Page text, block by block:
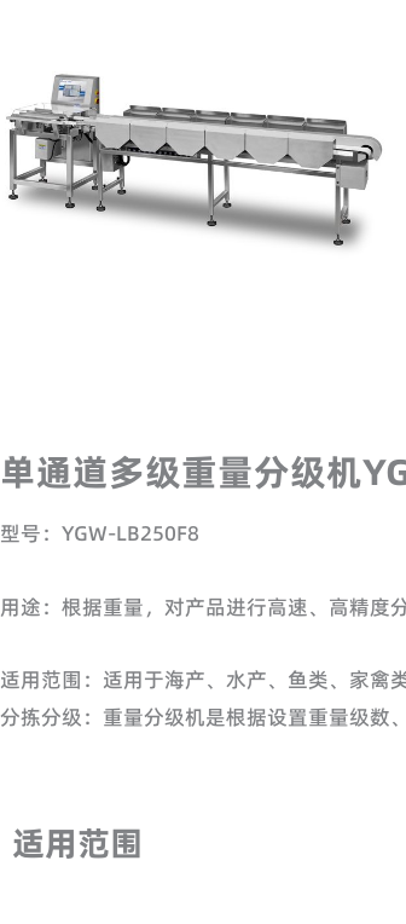
单通道多级重量分级机
型号：YGW-LB250F8
用途：根据重量，对产品进行高速、高精度
适用范围：适用于海产、水产、鱼类、家禽
分拣分级：重量分级机是根据设置重量级数
适用范围